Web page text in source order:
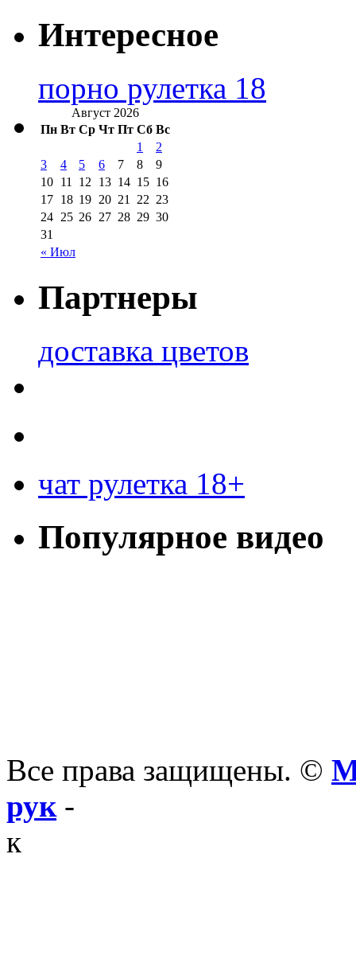
Интересное
порно рулетка 18
Август 2026
Пн Вт Ср Чт Пт Сб Вс
« Июл
1
2
3
4 5 6 7 8
9
10 11 12 13 14 15 16
17 18 19 20 21 22 23
24 25 26 27 28 29 30
31
Партнеры
доставка цветов
чат рулетка 18+
Популярное видео
Все права защищены. ©
рук-
к